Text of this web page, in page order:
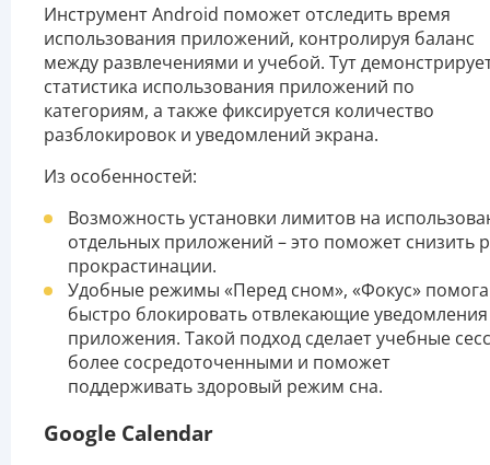
Инструмент Android поможет отследить время
использования приложений, контролируя баланс
между развлечениями и учебой. Тут
статистика использования приложений по
категориям, а также фиксируется количество
разблокировок и уведомлений экрана.
Из особенностей:
Возможность установки лимитов на
отдельных приложений – это поможет снизить
прокрастинации.
Удобные режимы «Перед сном», «Фокус»
быстро блокировать отвлекающие
приложения. Такой подход сделает учебные
более сосредоточенными и поможет
поддерживать здоровый режим сна.
Google Calendar